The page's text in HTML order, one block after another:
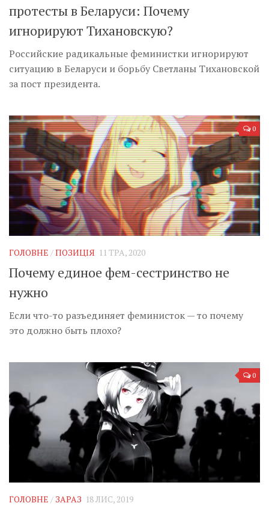
протесты в Беларуси: Почему
игнорируют Тихановскую?
Российские радикальные феминистки игнорируют
ситуацию в Беларуси и борьбу Светланы Тихановской
за пост президента.
0
ГОЛОВНЕ /ПОЗИЦІЯ 11 ТРА, 2020
Почему единое фем-сестринство не
нужно
Если что-то разъединяет феминисток — то почему
это должно быть плохо?
0
ГОЛОВНЕ / ЗАРАЗ 18 ЛИС, 2019